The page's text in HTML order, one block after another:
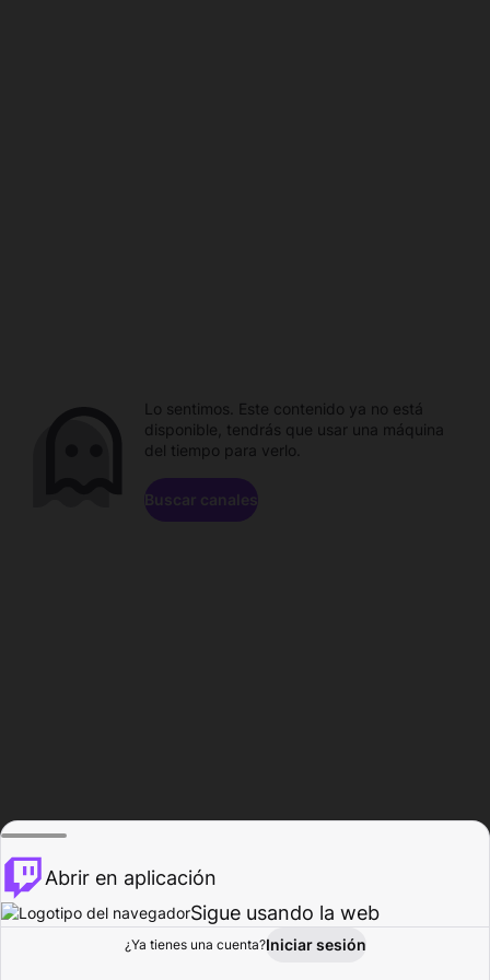
Explorar Actividad
Lo sentimos. Este contenido ya no está
disponible, tendrás que usar una máquina
del tiempo para verlo.
Buscar canales
Abrir en aplicación
Sigue usando la web
¿Ya tienes una cuenta?Iniciar sesión